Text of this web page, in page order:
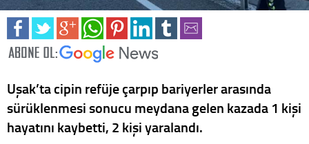
Uşak’ta cipin refüje çarpıp bariyerler arasında
sürüklenmesi sonucu meydana gelen kazada 1 kişi
hayatını kaybetti, 2 kişi yaralandı.